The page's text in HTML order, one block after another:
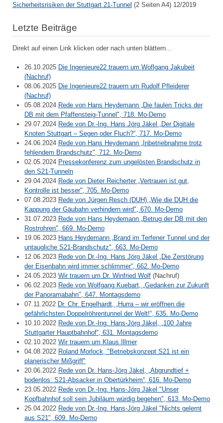
Sicherheitsrisiken der Stuttgart 21-Tunnel (2 Seiten A4) 12/2019
Letzte Beiträge
Direkt auf einen Link klicken oder nach unten blättern...
26.10.2025 Die Ingenieure22 trauern um Woflgang Jakubeit
(Nachruf)
08.06.2025 Die Ingenieure22 trauern um Rudolf Pfleiderer
(Nachruf)
05.08.2024 Rede von Hans Heydemann „Die faulen Tricks der
DB mit dem Pfaffensteig-Tunnel", 718. Mo-Demo
29.07.2024 Rede von Dr.-Ing. Hans Jörg Jäkel „Der Digitale
Knoten Stuttgart – Segen oder Fluch?“, 717. Mo-Demo
24.06.2024 Rede von Hans Heydemann „Inbetriebnahme trotz
fehlendem Brandschutz", 712. Mo-Demo
02.05.2024 Pressekonferenz zum ungelösten Brandschutz in
den S21-Tunneln
29.04.2024 Rede von Dieter Reicherter „Vertrauen ist gut,
Kontrolle ist besser", 705. Mo-Demo
07.08.2023 Rede von Jürgen Resch (DUH) „Wie die DUH die
Kappung der Gäubahn verhindern wird", 670. Mo-Demo
31.07.2023 Rede von Hans Heydemann „Betrug der DB mit den
Rostrohren", 669. Mo-Demo
19.06.2023 Hans Heydemann „Brand im Terfener Tunnel und der
untaugliche S21-Brandschutz", 663. Mo-Demo
12.06.2023 Rede von Dr.-Ing. Hans Jörg Jäkel „Die Zerstörung
der Eisenbahn wird immer schlimmer“, 662. Mo-Demo
24.05.2023 Wir trauern um Dr. Winfried Wolf (Nachruf)
06.02.2023 Rede von Wolfgang Kuebart, „Gedanken zur Zukunft
der Panoramabahn", 647. Montagsdemo
07.11.2022 Dr. Chr. Engelhardt, „Hurra – wir eröffnen die
gefährlichsten Doppelröhrentunnel der Welt!“, 635. Mo-Demo
10.10.2022 Rede von Dr.-Ing. Hans-Jörg Jäkel, „100 Jahre
Stuttgarter Hauptbahnhof“, 631. Montagsdemo
02.10.2022 Wir trauern um Klaus Illmer
04.08.2022 Roland Morlock, "Betriebskonzept S21 ist ein
planerischer Mißgriff"
20.06.2022 Rede von Dr. Hans-Jörg Jäkel, „Abgrundtief +
bodenlos: S21-Absacker in Obertürkheim“, 616. Mo-Demo
23.05.2022 Rede von Dr.-Ing. Hans-Jörg Jäkel "Unser
Kopfbahnhof soll sein Jubiläum würdig begehen", 613. Mo-Demo
25.04.2022 Rede von Dr.-Ing. Hans-Jörg Jäkel "Nichts gelernt
aus S21", 609. Mo-Demo